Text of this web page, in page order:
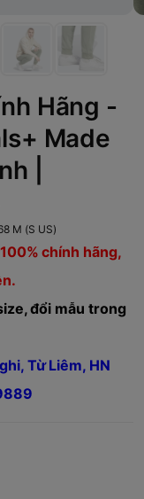
Hãng -
Made
|
M (S US)
chính hãng,
đổi mẫu trong
Từ Liêm, HN